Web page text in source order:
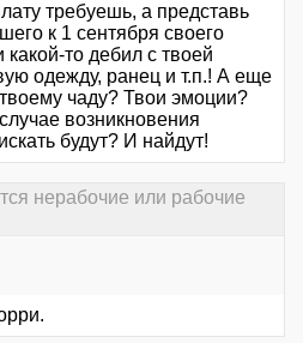
требуешь, а представь
к 1 сентября своего
то дебил с твоей
одежду, ранец и т.п.! А еще
чаду? Твои эмоции?
возникновения
будут? И найдут!
нерабочие или рабочие